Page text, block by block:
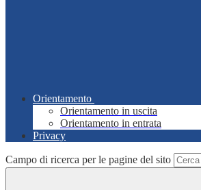
Orientamento
Orientamento in uscita
Orientamento in entrata
Privacy
Campo di ricerca per le pagine del sito